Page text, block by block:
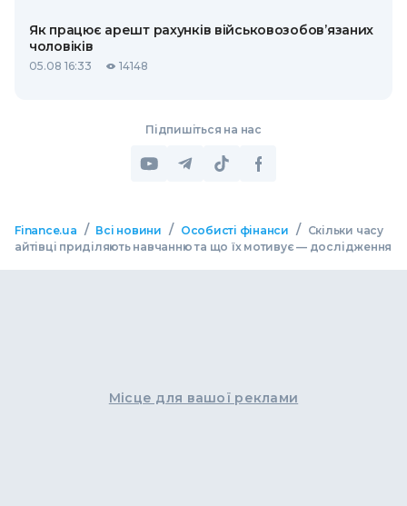
Як працює арешт рахунків військовозобов’язаних
чоловіків
05.08 16:33 14148
Підпишіться на нас
Finance.ua / Всі новини / Особисті фінанси /
Скільки часу
айтівці приділяють навчанню та що їх мотивує — дослідження
Місце для вашої реклами